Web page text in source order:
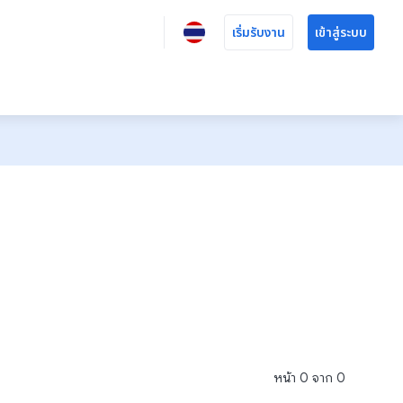
เริ่มรับงาน เข้าสู่ระบบ
หน้า 0 จาก 0